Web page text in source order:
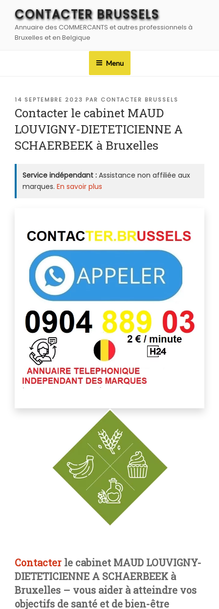
contenu
principal
CONTACTER BRUSSELS
Annuaire des COMMERCANTS et autres professionnels à
Bruxelles et en Belgique
Menu
PUBLIÉ
LE
14 SEPTEMBRE 2023 PAR CONTACTER BRUSSELS
Contacter le cabinet MAUD
LOUVIGNY-DIETETICIENNE A
SCHAERBEEK à Bruxelles
Service indépendant : Assistance non affiliée aux
marques. En savoir plus
Contacter le cabinet MAUD LOUVIGNY-
DIETETICIENNE A SCHAERBEEK à
Bruxelles – vous aider à atteindre vos
objectifs de santé et de bien-être